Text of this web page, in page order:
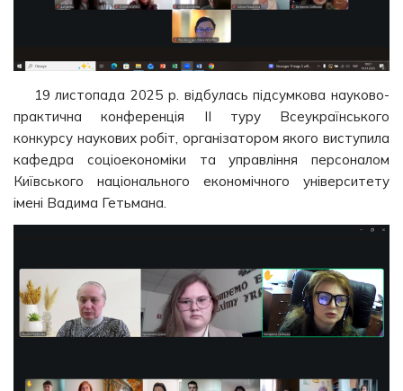
19 листопада 2025 р. відбулась підсумкова науково-
практична конференція ІІ туру Всеукраїнського
конкурсу наукових робіт, організатором якого виступила
кафедра соціоекономіки та управління персоналом
Київського національного економічного університету
імені Вадима Гетьмана.